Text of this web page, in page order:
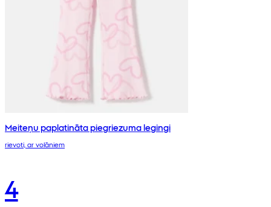
Meiteņu paplatināta piegriezuma legingi
rievoti, ar volāniem
4